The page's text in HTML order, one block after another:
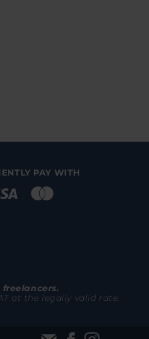
PAY WITH
at the legally valid rate.